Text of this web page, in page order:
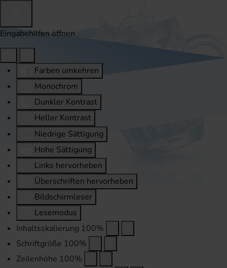
Eingabehilfen öffnen
Farben umkehren
Monochrom
Dunkler Kontrast
Heller Kontrast
Niedrige Sättigung
Hohe Sättigung
Links hervorheben
Überschriften hervorheben
Bildschirmleser
Lesemodus
Inhaltsskalierung 100%
Schriftgröße 100%
Zeilenhöhe 100%